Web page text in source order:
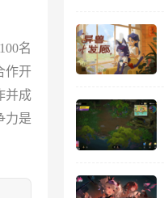
100名
作开
并成
力是